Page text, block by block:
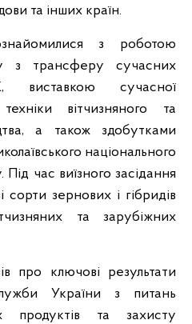
та інших країн.
з роботою
з трансферу сучасних
сучасної
техніки вітчизняного та
а також здобутками
національного
час виїзного засідання
зернових і гібридів
та зарубіжних
про ключові результати
України з питань
продуктів та захисту